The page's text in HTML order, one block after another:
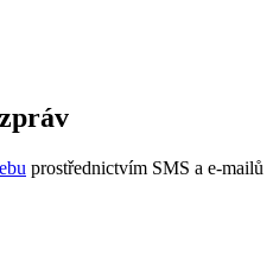
prostřednictvím SMS a e-mailů